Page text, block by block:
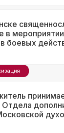
в
боевых
Отдела